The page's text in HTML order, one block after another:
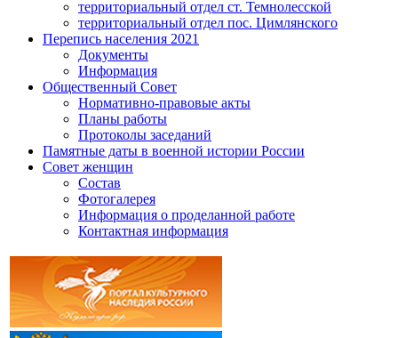
территориальный отдел ст. Темнолесской
территориальный отдел пос. Цимлянского
Перепись населения 2021
Документы
Информация
Общественный Совет
Нормативно-правовые акты
Планы работы
Протоколы заседаний
Памятные даты в военной истории России
Совет женщин
Состав
Фотогалерея
Информация о проделанной работе
Контактная информация